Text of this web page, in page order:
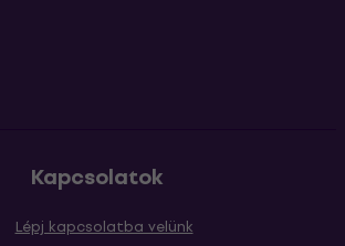
Kapcsolatok
Lépj kapcsolatba velünk